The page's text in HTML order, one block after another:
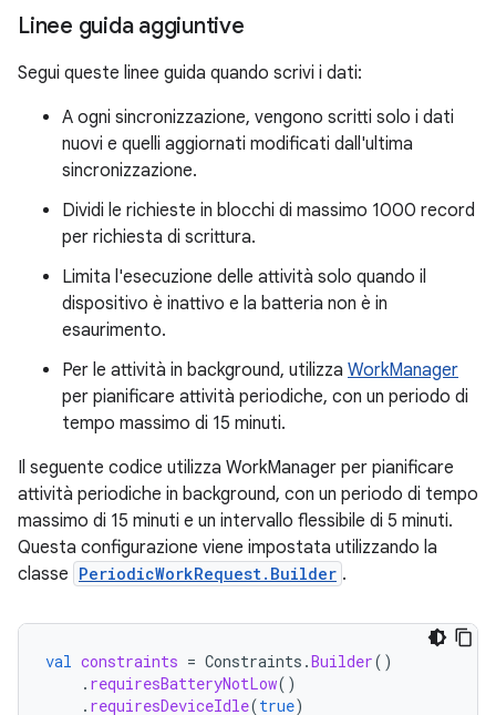
Linee guida aggiuntive
Segui queste linee guida quando scrivi i dati:
A ogni sincronizzazione, vengono scritti solo i dati
nuovi e quelli aggiornati modificati dall'ultima
sincronizzazione.
Dividi le richieste in blocchi di massimo 1000 record
per richiesta di scrittura.
Limita l'esecuzione delle attività solo quando il
dispositivo è inattivo e la batteria non è in
esaurimento.
Per le attività in background, utilizza WorkManager
per pianificare attività periodiche, con un periodo di
tempo massimo di 15 minuti.
Il seguente codice utilizza WorkManager per pianificare
attività periodiche in background, con un periodo di tempo
massimo di 15 minuti e un intervallo flessibile di 5 minuti.
Questa configurazione viene impostata utilizzando la
classe PeriodicWorkRequest.Builder .
val constraints = Constraints .Builder()
. requiresBatteryNotLow()
. requiresDeviceIdle(true)